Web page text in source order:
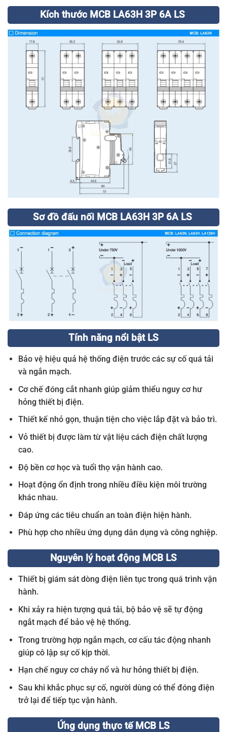
Kích thước MCB LA63H 3P 6A LS
Sơ đồ đấu nối MCB LA63H 3P 6A LS
Tính năng nổi bật LS
Bảo vệ hiệu quả hệ thống điện trước các sự cố quá tải
và ngắn mạch.
Cơ chế đóng cắt nhanh giúp giảm thiểu nguy cơ hư
hỏng thiết bị điện.
Thiết kế nhỏ gọn, thuận tiện cho việc lắp đặt và bảo trì.
Vỏ thiết bị được làm từ vật liệu cách điện chất lượng
cao.
Độ bền cơ học và tuổi thọ vận hành cao.
Hoạt động ổn định trong nhiều điều kiện môi trường
khác nhau.
Đáp ứng các tiêu chuẩn an toàn điện hiện hành.
Phù hợp cho nhiều ứng dụng dân dụng và công nghiệp.
Nguyên lý hoạt động MCB LS
Thiết bị giám sát dòng điện liên tục trong quá trình vận
hành.
Khi xảy ra hiện tượng quá tải, bộ bảo vệ sẽ tự động
ngắt mạch để bảo vệ hệ thống.
Trong trường hợp ngắn mạch, cơ cấu tác động nhanh
giúp cô lập sự cố kịp thời.
Hạn chế nguy cơ cháy nổ và hư hỏng thiết bị điện.
Sau khi khắc phục sự cố, người dùng có thể đóng điện
trở lại để tiếp tục vận hành.
Ứng dụng thực tế MCB LS